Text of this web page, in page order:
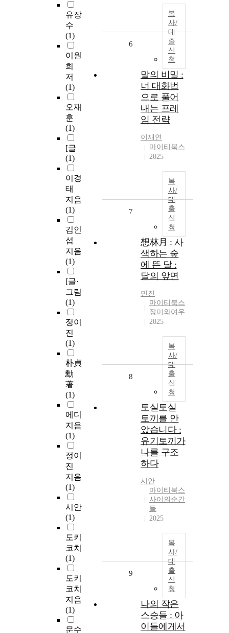
유장
수
(1)
이원
희
저
(1)
오재
훈
(1)
[글
(1)
이경
태
지음
(1)
김인
섭
지음
(1)
[글·
그림
(1)
정이
진
(1)
朴貞
勳
著
(1)
에디
지음
(1)
정이
진
지음
(1)
시안
(1)
도키
코치
(1)
도키
코치
지음
(1)
문수
복
사/
대
출
신
청
6
말의 비밀 :
너 대화법
으로 풀어
내는 프레
임 전략
이재연
마이티북스
2025
복
사/
대
출
신
청
7
想林月 : 사
색하는 숲
에 뜬 달 :
달의 앞면
민진
마이티북스
장미와여우
2025
복
사/
대
출
신
청
8
토실토실
토끼를 안
았습니다 :
유기토끼가
나를 구조
하다
시안
마이티북스
사이의순간
들
2025
복
사/
대
출
신
청
9
나의 작은
스승들 : 아
이들에게서